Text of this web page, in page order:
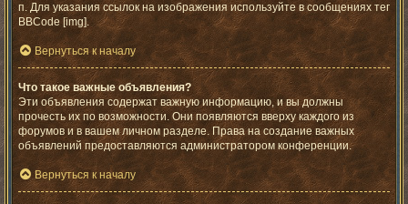
п. Для указания ссылок на изображения используйте в сообщениях тег
BBCode [img].
Вернуться к началу
Что такое важные объявления?
Эти объявления содержат важную информацию, и вы должны
прочесть их по возможности. Они появляются вверху каждого из
форумов и в вашем личном разделе. Права на создание важных
объявлений предоставляются администратором конференции.
Вернуться к началу